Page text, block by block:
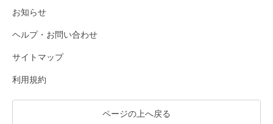
お知らせ
ヘルプ・お問い合わせ
サイトマップ
利用規約
ページの上へ戻る